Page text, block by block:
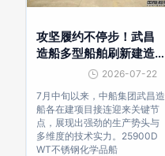
攻坚履约不停步！武昌
造船多型船舶刷新建造
2026-07-22
7月中旬以来，中船集团武昌造
船各在建项目接连迎来关键节
点，展现出强劲的生产势头与
多维度的技术实力。25900D
WT不锈钢化学品船